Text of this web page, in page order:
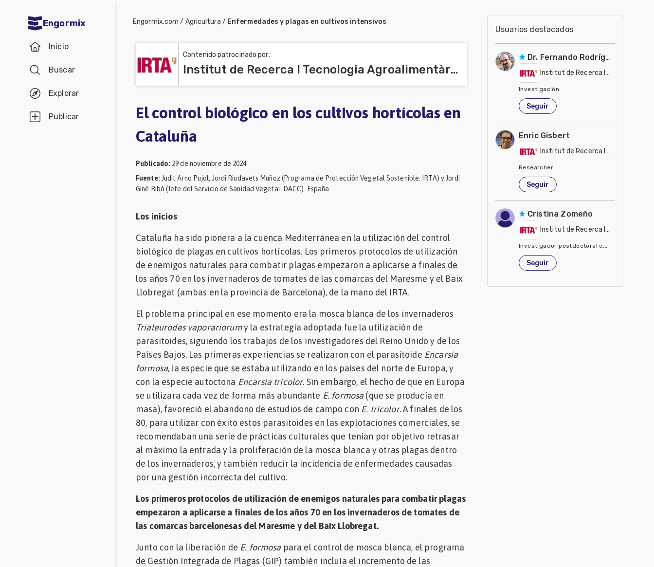
Engormix
Inicio
Buscar
Explorar
Publicar
Agricultura
Avicultura
Ganadería
Lechería
Porcicultura
Engormix.com / Agricultura / Enfermedades y plagas en cultivos intensivos
Contenido patrocinado por:
Institut de Recerca I Tecnologia Agroalimentàries (IRTA)
El control biológico en los cultivos hortícolas en
Cataluña
Publicado: 29 de noviembre de 2024
Fuente: Judit Arno Pujol, Jordi Riudavets Muñoz (Programa de Protección Vegetal Sostenible. IRTA) y Jordi
Giné Ribó (Jefe del Servicio de Sanidad Vegetal. DACC). España
Los inicios
Cataluña ha sido pionera a la cuenca Mediterránea en la utilización del control
biológico de plagas en cul­tivos hortícolas. Los primeros protocolos de utilización
de enemigos naturales para combatir plagas empezaron a aplicarse a finales de
los años 70 en los invernaderos de tomates de las comarcas del Maresme y el Baix
Llobregat (ambas en la provincia de Barcelona), de la mano del IRTA.
El problema principal en ese momento era la mosca blanca de los invernaderos
Trialeurodes vaporariorumy la estrategia adoptada fue la utilización de
parasitoides, siguiendo los trabajos de los investigadores del Reino Unido y de los
Países Bajos. Las primeras experiencias se realizaron con el parasitoide Encarsia
formosa, la especie que se estaba utilizando en los países del norte de Europa, y
con la especie autoctona Encarsia tricolor. Sin embargo, el hecho de que en Europa
se utilizara cada vez de forma más abundante E. formosa(que se producía en
masa), favoreció el abandono de estudios de campo con E. tricolor. A finales de los
80, para utilizar con éxito estos parasitoides en las explotaciones comerciales, se
recomendaban una serie de prácticas culturales que tenían por objetivo retrasar
al máximo la entrada y la proliferación de la mosca blanca y otras plagas dentro
de los invernaderos, y también reducir la incidencia de enfermedades causadas
por una gestión incorrecta del cultivo.
Los primeros protocolos de utilización de enemigos naturales para combatir plagas
empezaron a aplicarse a finales de los años 70 en los invernaderos de tomates de
las comarcas barcelonesas del Maresme y del Baix Llobregat.
Junto con la liberación de E. formosapara el control de mosca blanca, el programa
de Gestión Integrada de Plagas (GIP) también incluía el incremento de las
Usuarios destacados
Dr. Fernando Rodríguez
Institut de Recerca I Tecnologia
Investigación
Estados Unidos de América
Seguir
Enric Gisbert
Institut de Recerca I Tecnologia
Researcher
España
Seguir
Cristina Zomeño
Institut de Recerca I Tecnologia
Investigador postdoctoral en el IRTA
España
Seguir